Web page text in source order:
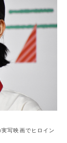
写映画でヒロイン